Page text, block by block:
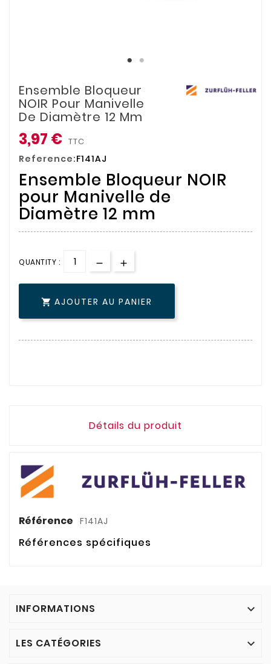
Ensemble Bloqueur
NOIR Pour Manivelle
De Diamètre 12 Mm
3,97 € TTC
Reference:F141AJ
Ensemble Bloqueur NOIR
pour Manivelle de
Diamètre 12 mm
QUANTITY :
 AJOUTER AU PANIER
Détails du produit
Référence F141AJ
Références spécifiques
INFORMATIONS 
LES CATÉGORIES 